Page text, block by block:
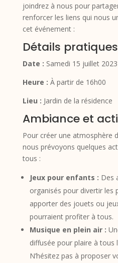
joindrez à nous pour
renforcer les liens qui nous
cet événement :
Détails pratiques
Date : Samedi 15 juillet 2023
Heure : À partir de 16h00
Lieu : Jardin de la résidence
Ambiance et
Pour créer une atmosphère
nous prévoyons quelques
tous :
Jeux pour enfants : Des
organisés pour divertir les
apporter des jouets ou
pourraient profiter à tous.
Musique en plein air :
diffusée pour plaire à tous
N’hésitez pas à proposer